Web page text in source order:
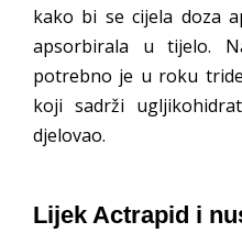
kako bi se cijela doza
apsorbirala u tijelo.
potrebno je u roku
koji sadrži
djelovao.
Lijek Actrapid i